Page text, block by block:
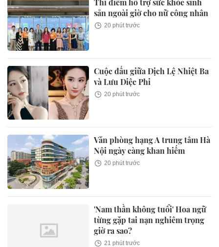
sản ngoài giờ cho nữ công nhân
20 phút trước
Cuộc đấu giữa Địch Lệ Nhiệt Ba
và Lưu Diệc Phi
20 phút trước
Văn phòng hạng A trung tâm Hà
Nội ngày càng khan hiếm
20 phút trước
'Nam thần không tuổi' Hoa ngữ
từng gặp tai nạn nghiêm trọng
giờ ra sao?
21 phút trước